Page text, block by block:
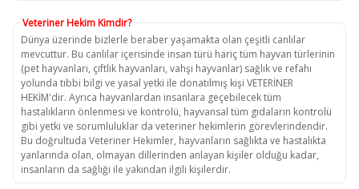
Veteriner Hekim Kimdir?
Dünya üzerinde bizlerle beraber yaşamakta olan çeşitli canlılar
mevcuttur. Bu canlılar içerisinde insan türü hariç tüm hayvan türlerinin
(pet hayvanları, çiftlik hayvanları, vahşi hayvanlar) sağlık ve refahı
yolunda tıbbi bilgi ve yasal yetki ile donatılmış kişi VETERİNER
HEKİM'dir. Ayrıca hayvanlardan insanlara geçebilecek tüm
hastalıkların önlenmesi ve kontrolü, hayvansal tüm gıdaların kontrolü
gibi yetki ve sorumluluklar da veteriner hekimlerin görevlerindendir.
Bu doğrultuda Veteriner Hekimler, hayvanların sağlıkta ve hastalıkta
yanlarında olan, olmayan dillerinden anlayan kişiler olduğu kadar,
insanların da sağlığı ile yakından ilgili kişilerdir.